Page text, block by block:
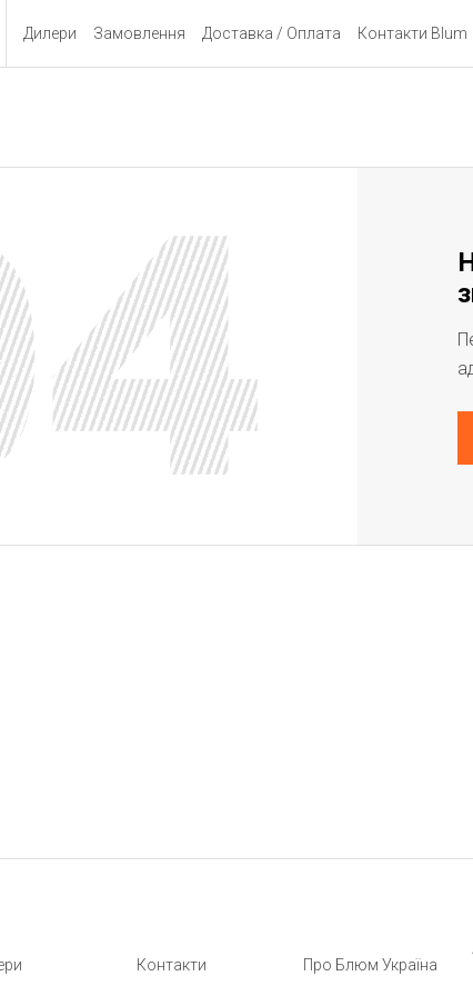
Дилери Замовлення Доставка / Оплата Контакти Blum
Контакти Про Блюм Україна